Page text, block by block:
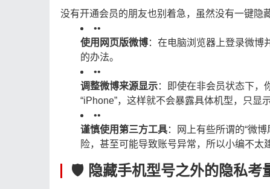
没有开通会员的朋友也别着急，虽然没有一键隐
••
使用网页版微博：在电脑浏览器上登录微博
的办法。
••
调整微博来源显示：即使在非会员状态下，
“iPhone”，这样就不会暴露具体机型，只显
••
谨慎使用第三方工具：网上有些所谓的“微
险，甚至可能导致账号异常，所以小编不太
🛡️ 隐藏手机型号之外的隐私考